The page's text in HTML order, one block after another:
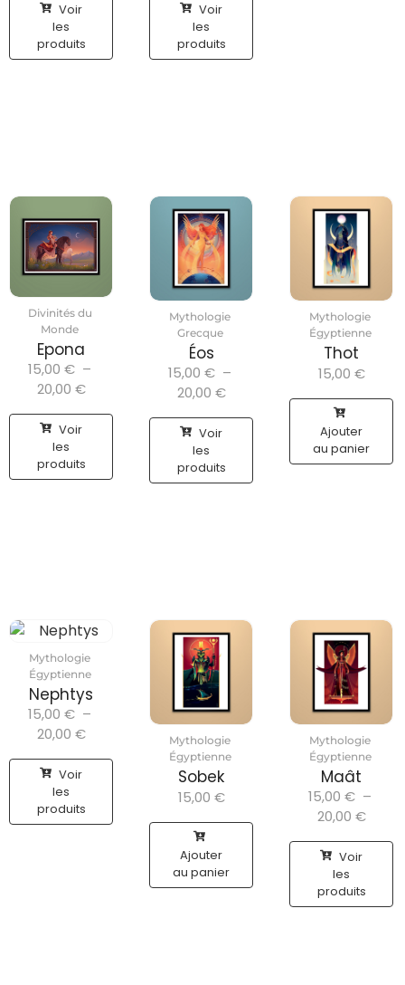
Voir
les
produits
Voir
les
produits
Divinités du
Monde
Epona
15,00 € –
20,00 €
Voir
les
produits
Mythologie
Grecque
Éos
15,00 € –
20,00 €
Voir
les
produits
Mythologie
Égyptienne
Thot
15,00 €
Ajouter
au panier
Mythologie
Égyptienne
Nephtys
15,00 € –
20,00 €
Voir
les
produits
Mythologie
Égyptienne
Sobek
15,00 €
Ajouter
au panier
Mythologie
Égyptienne
Maât
15,00 € –
20,00 €
Voir
les
produits